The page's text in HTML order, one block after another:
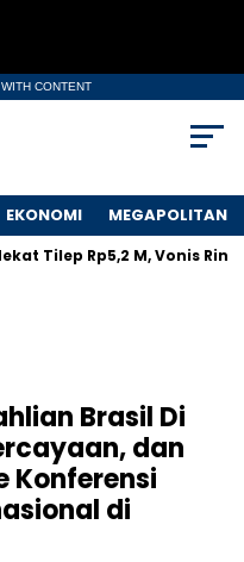
CONTENT
EKONOMI MEGAPOLITAN
Tilep Rp5,2 M, Vonis
Brasil Di
dan
Konferensi
di